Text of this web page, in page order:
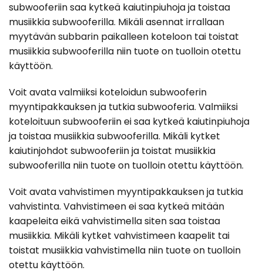
subwooferiin saa kytkeä kaiutinpiuhoja ja toistaa
musiikkia subwooferilla. Mikäli asennat irrallaan
myytävän subbarin paikalleen koteloon tai toistat
musiikkia subwooferilla niin tuote on tuolloin otettu
käyttöön.
Voit avata valmiiksi koteloidun subwooferin
myyntipakkauksen ja tutkia subwooferia. Valmiiksi
koteloituun subwooferiin ei saa kytkeä kaiutinpiuhoja
ja toistaa musiikkia subwooferilla. Mikäli kytket
kaiutinjohdot subwooferiin ja toistat musiikkia
subwooferilla niin tuote on tuolloin otettu käyttöön.
Voit avata vahvistimen myyntipakkauksen ja tutkia
vahvistinta. Vahvistimeen ei saa kytkeä mitään
kaapeleita eikä vahvistimella siten saa toistaa
musiikkia. Mikäli kytket vahvistimeen kaapelit tai
toistat musiikkia vahvistimella niin tuote on tuolloin
otettu käyttöön.